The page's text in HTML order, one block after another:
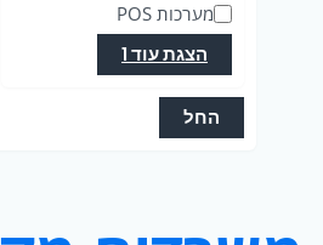
מערכות POS
הצגת עוד 1
החל